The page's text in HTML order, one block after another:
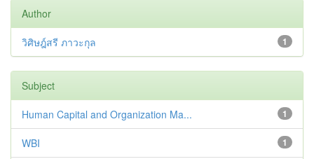
Author
1
วิศิษฎ์สรี ภาวะกุล
Subject
1
Human Capital and Organization Ma...
1
WBI